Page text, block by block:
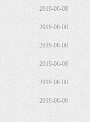
2019-06-08
2019-06-08
2019-06-08
2019-06-08
2019-06-08
2019-06-08